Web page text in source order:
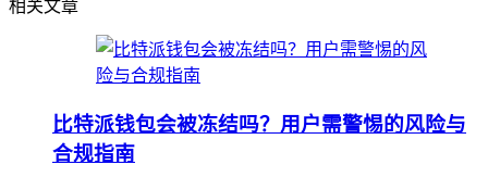
相关文章
比特派钱包会被冻结吗？用户需警惕的风险与
合规指南